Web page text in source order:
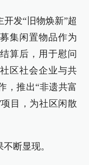
发“旧物焕新”超
集闲置物品作为
算后，用于慰问
区社会企业与共
，推出“非遗共富
目，为社区闲散
断显现。